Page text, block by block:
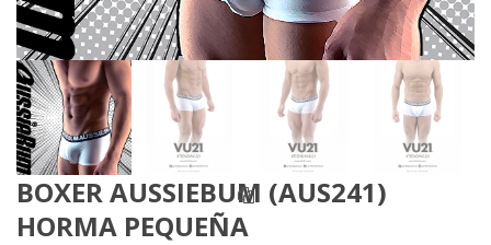
BOXER AUSSIEBUM (AUS241)
HORMA PEQUEÑA